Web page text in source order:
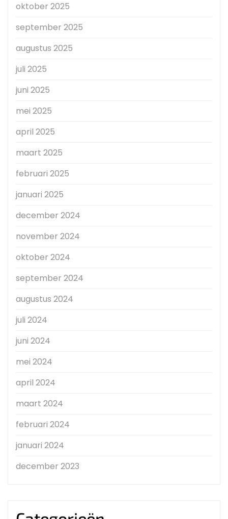
oktober 2025
september 2025
augustus 2025
juli 2025
juni 2025
mei 2025
april 2025
maart 2025
februari 2025
januari 2025
december 2024
november 2024
oktober 2024
september 2024
augustus 2024
juli 2024
juni 2024
mei 2024
april 2024
maart 2024
februari 2024
januari 2024
december 2023